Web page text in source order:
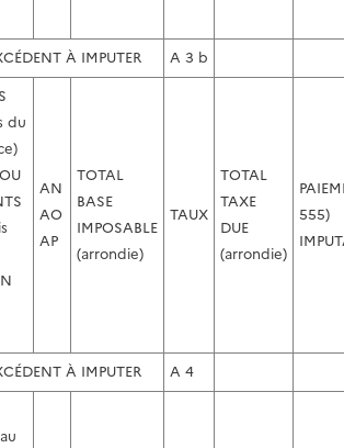
À IMPUTER
A 3 b
du
AN
AO
AP
TOTAL
BASE
IMPOSABLE
(arrondie)
TAUX
TOTAL
TAXE
DUE
(arrondie)
555)
À IMPUTER
A 4